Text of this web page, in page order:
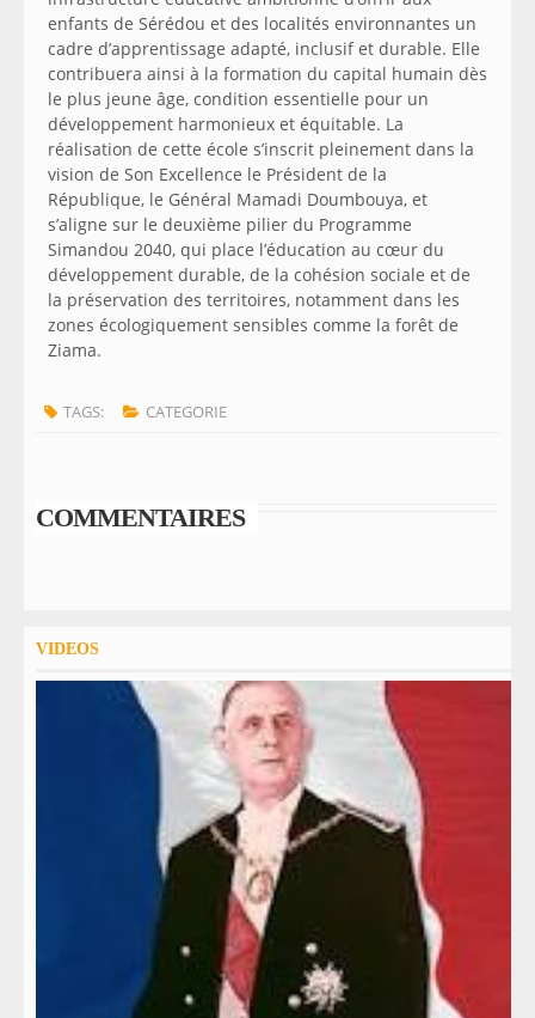
enfants de Sérédou et des localités environnantes un
cadre d’apprentissage adapté, inclusif et durable. Elle
contribuera ainsi à la formation du capital humain dès
le plus jeune âge, condition essentielle pour un
développement harmonieux et équitable. La
réalisation de cette école s’inscrit pleinement dans la
vision de Son Excellence le Président de la
République, le Général Mamadi Doumbouya, et
s’aligne sur le deuxième pilier du Programme
Simandou 2040, qui place l’éducation au cœur du
développement durable, de la cohésion sociale et de
la préservation des territoires, notamment dans les
zones écologiquement sensibles comme la forêt de
Ziama.
TAGS: CATEGORIE
COMMENTAIRES
VIDEOS